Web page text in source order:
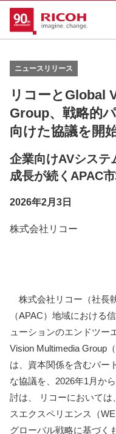
ニュースリリース
リコーとGlobal
Group、戦略的
向けた協議を開
企業向けAVシステ
成長が続くAPAC
2026年2月3日
株式会社リコー
株式会社リコー（社長
（APAC）地域における
ューションのエンドツー
Vision Multimedia Group
は、資本関係を含むパー
な協議を、2026年1月か
討は、 リコーにおいては
スエクスペリエンス（
グローバル戦略に基づく